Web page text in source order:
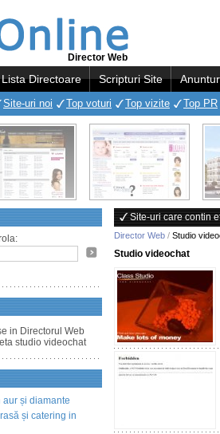
Director Web
Lista Directoare Scripturi Site
Site-uri noi Top voturi Top vizite Top PR
in Directorul Web
studio videochat
și diamante
și catering in
Site-uri care contin
Director Web / Studio
Studio videochat